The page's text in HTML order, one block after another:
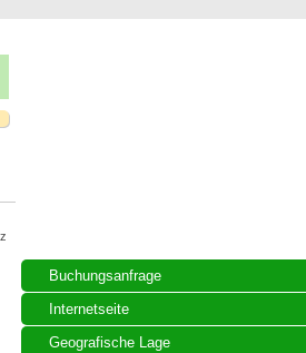
Buchungsanfrage
Internetseite
Geografische Lage